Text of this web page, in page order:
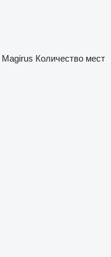
Magirus Количество мест